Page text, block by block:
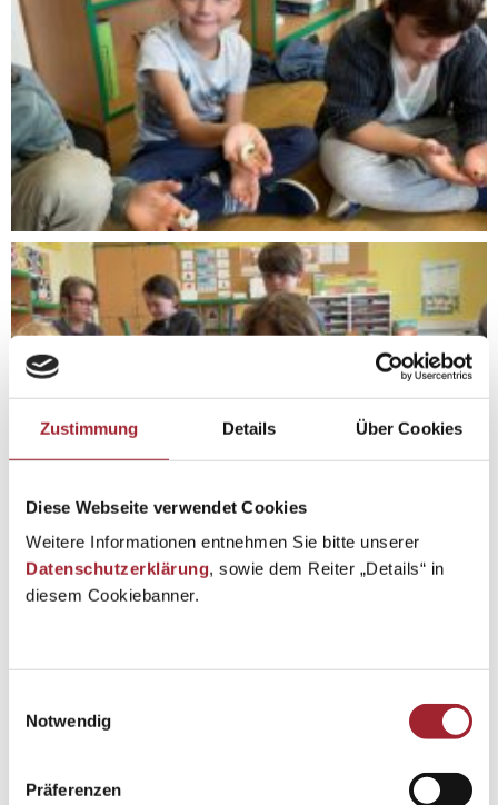
Zustimmung Details Über Cookies
Diese Webseite verwendet Cookies
Weitere Informationen entnehmen Sie bitte unserer
Datenschutzerklärung, sowie dem Reiter „Details“ in
diesem Cookiebanner.
Notwendig
Präferenzen